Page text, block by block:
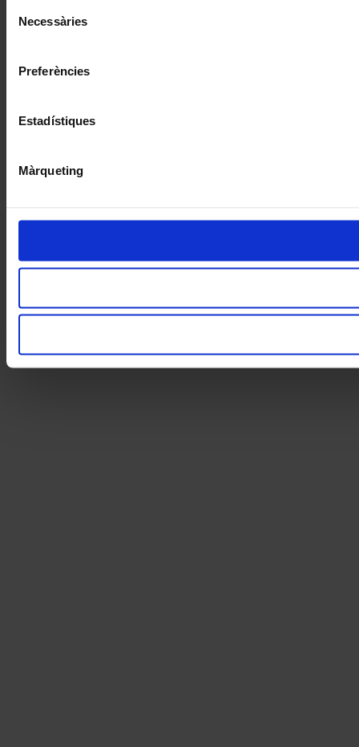
Necessàries
Preferències
Estadístiques
Màrqueting